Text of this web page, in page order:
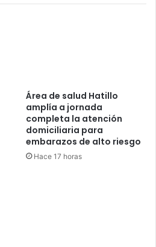
Área de salud Hatillo
amplía a jornada
completa la atención
domiciliaria para
embarazos de alto riesgo
Hace 17 horas